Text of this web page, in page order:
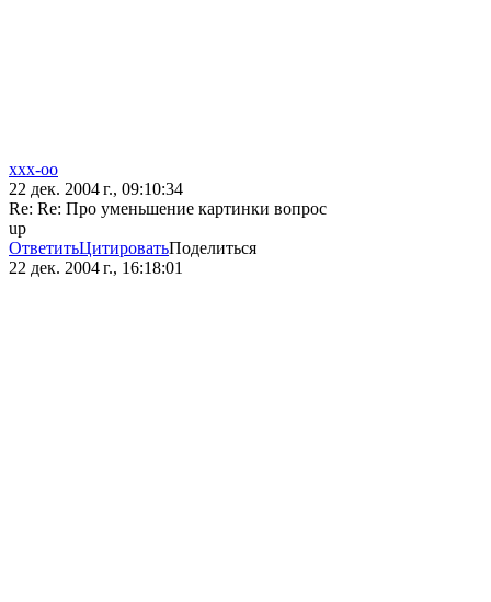
xxx-oo
22 дек. 2004 г., 09:10:34
Re: Re: Про уменьшение картинки вопрос
up
ОтветитьЦитироватьПоделиться
22 дек. 2004 г., 16:18:01